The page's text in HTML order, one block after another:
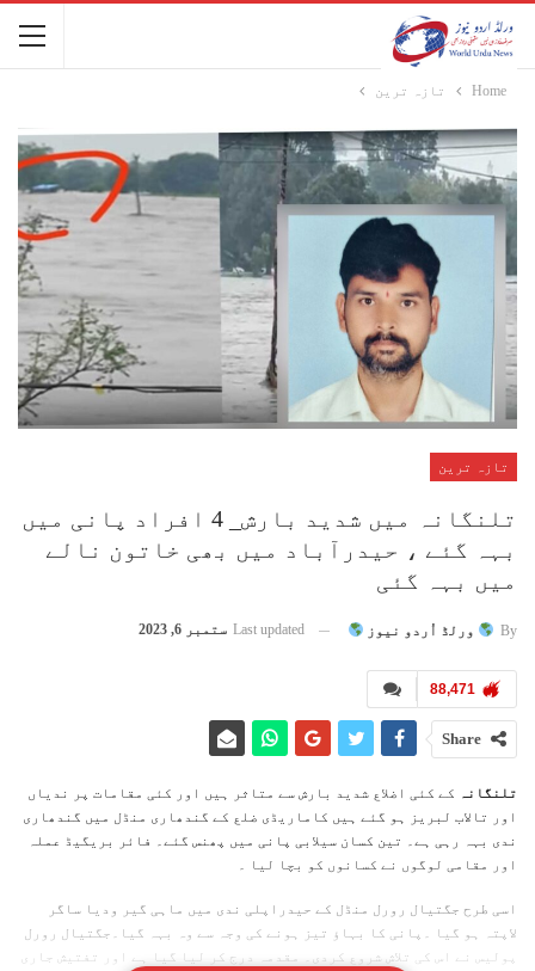
Home تازہ ترین
تازہ ترین
تلنگانہ میں شدید بارش_ 4 افراد پانی میں
بہہ گئے ، حیدرآباد میں بھی خاتون نالے
میں بہہ گئی
By ورلڈ اُردو نیوز Last updated ستمبر 6, 2023
88,471
Share
تلنگانہ کے کئی اضلاع شدید بارش سے متاثر ہیں اور کئی مقامات پر ندیاں
اور تالاب لبریز ہو گئے ہیں کاماریڈی ضلع کے گندھاری منڈل میں گندھاری
ندی بہہ رہی ہے۔ تین کسان سیلابی پانی میں پھنس گئے۔ فائر بریگیڈ عملہ
اور مقامی لوگوں نے کسانوں کو بچا لیا ۔
اسی طرح جگتیال رورل منڈل کے حیدراپلی ندی میں ماہی گیر ودیا ساگر
لاپتہ ہو گیا ۔پانی کا بہاؤ تیز ہونے کی وجہ سے وہ بہہ گیا۔جگتیال رورل
پولیس نے اس کی تلاش شروع کردی۔ مقدمہ درج کر لیا گیا ہے اور تفتیش جاری